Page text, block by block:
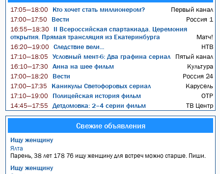
17:05—18:00 Кто хочет стать миллионером? Первый канал
17:00—17:50 Вести Россия 1
16:55—18:30
II Всероссийская спартакиада. Церемония
открытия. Прямая трансляция из Екатеринбурга
Матч!
16:20—19:00 Следствие вели... НТВ
17:10—18:05 Условный мент-6: Два графина сериал Пятый канал
16:10—17:30 Анна на шее фильм Культура
17:00—18:20 Вести Россия 24
17:00—17:35 Каникулы Светофоровых сериал Карусель
17:10—19:00 Полицейская история фильм ОТР
14:45—17:55 Детдомовка: 2–4 серии фильм ТВ Центр
Свежие объявления
Ищу женщину
Ялта
Парень, 38 лет 178 76 ищу женщину для встреч можно старше. Пиши.
Ищу женщину